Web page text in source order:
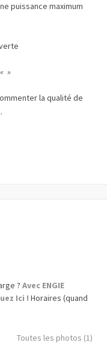
puissance maximum
« »
la qualité de
? Avec ENGIE
Ici ! Horaires (quand
Toutes les photos (1)